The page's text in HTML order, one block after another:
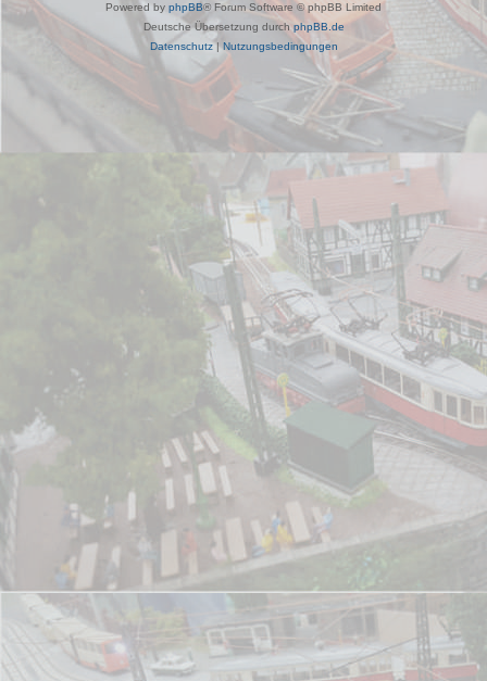
Powered by phpBB® Forum Software © phpBB Limited
Deutsche Übersetzung durchphpBB.de
Datenschutz|Nutzungsbedingungen